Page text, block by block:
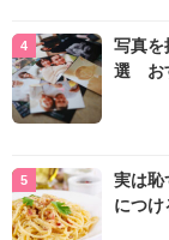
写真を
選 お
実は恥
につけ